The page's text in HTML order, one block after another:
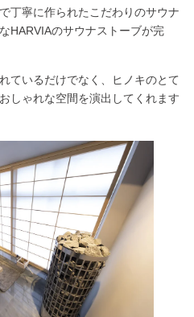
で丁寧に作られたこだわりのサウナ
HARVIAのサウナストーブが完
ているだけでなく、ヒノキのとて
しゃれな空間を演出してくれます